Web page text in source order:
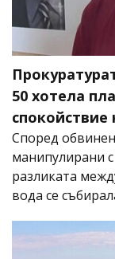
50 хотела
спокойствие
Според
манипулирани с
разликата
вода се